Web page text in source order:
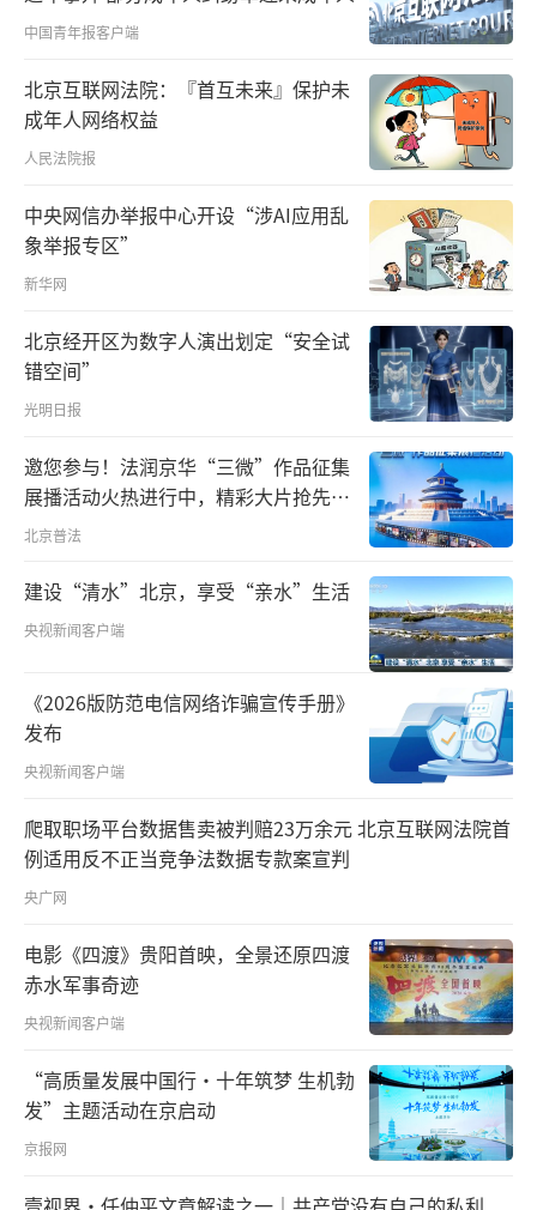
谋划，以协调理念破解发展不平衡难题。在京
津冀，他强调，要调整经济结构和空间结构，
走出一条内涵集约发展的新路子，探索出一种
人口经济密集地区优化开发的模式，形成新增
长极。在粤港澳大湾区，他强调，要把香港和
澳门融入到国家发展大局，使粤港澳大湾区成
为新发展格局的战略支点、高质量发展的示范
地、中国式现代化的引领地。在长三角，他强
调，要紧扣“一体化”和“高质量”两个关键
词，形成高质量发展的区域集群。
从三江源到崇明岛，总书记的调研足迹遍
布长江流域，为长江经济带高质量发展开
出“药方”：“共抓大保护，不搞大开发”。
走遍黄河上中下游9省区，他指出，要共同抓好
大保护、协同推进大治理，让黄河成为造福人
民的“幸福河”。
习近平总书记17次召开区域发展座谈会，
从东西部扶贫协作到深入推进东北振兴、推动
中部地区崛起，为不同区域因地制宜发挥比较
优势、走差异化的高质量发展之路指明方向。
中国青年报客户端
北京互联网法院：『首互未来』保护未
成年人网络权益
人民法院报
中央网信办举报中心开设“涉AI应用乱
象举报专区”
新华网
北京经开区为数字人演出划定“安全试
错空间”
光明日报
邀您参与！法润京华“三微”作品征集
展播活动火热进行中，精彩大片抢先看
～
北京普法
建设“清水”北京，享受“亲水”生活
央视新闻客户端
《2026版防范电信网络诈骗宣传手册》
发布
央视新闻客户端
爬取职场平台数据售卖被判赔23万余元 北京互联网法院首
例适用反不正当竞争法数据专款案宣判
央广网
电影《四渡》贵阳首映，全景还原四渡
赤水军事奇迹
央视新闻客户端
“高质量发展中国行·十年筑梦 生机勃
发”主题活动在京启动
京报网